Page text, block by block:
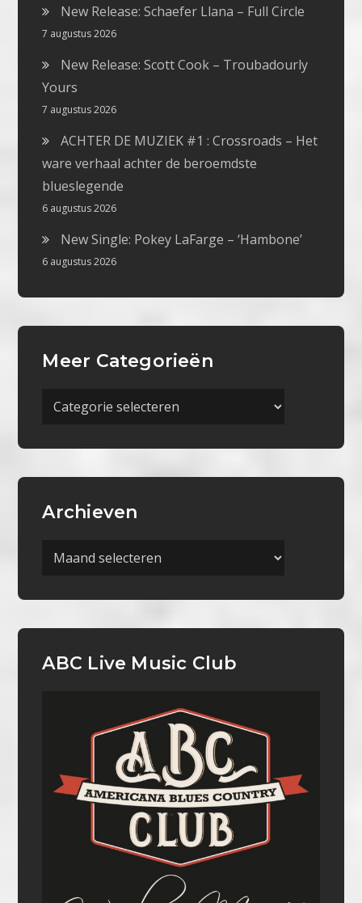
New Release: Schaefer Llana – Full Circle
7 augustus 2026
New Release: Scott Cook – Troubadourly
Yours
7 augustus 2026
ACHTER DE MUZIEK #1 : Crossroads – Het
ware verhaal achter de beroemdste
blueslegende
6 augustus 2026
New Single: Pokey LaFarge – ‘Hambone’
6 augustus 2026
Meer Categorieën
Meer
Archieven
Archieven
ABC Live Music Club